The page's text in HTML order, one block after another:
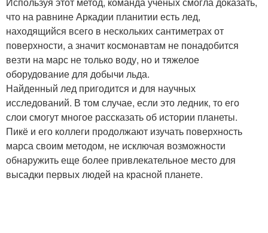
что на равнине Аркадии планитии есть лед,
находящийся всего в нескольких сантиметрах от
поверхности, а значит космонавтам не понадобится
везти на марс не только воду, но и тяжелое
оборудование для добычи льда.
Найденный лед пригодится и для научных
исследований. В том случае, если это ледник, то его
слои смогут многое рассказать об истории планеты.
Пикё и его коллеги продолжают изучать поверхность
марса своим методом, не исключая возможности
обнаружить еще более привлекательное место для
высадки первых людей на красной планете.